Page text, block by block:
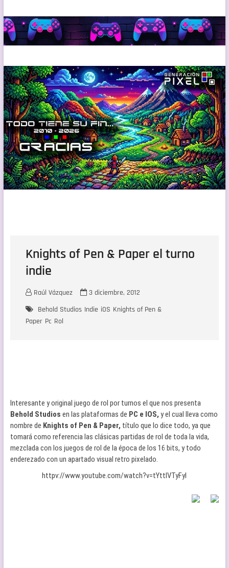
Knights of Pen & Paper el turno
indie
Raúl Vázquez
3 diciembre, 2012
Behold Studios Indie iOS Knights of Pen &
Paper Pc Rol
Interesante y original juego de rol por turnos el que nos presenta
Behold Studios en las plataformas de PC e IOS, y el cual lleva como
nombre de Knights of Pen & Paper, título que lo dice todo, ya que
tomará como referencia las clásicas partidas de rol de toda la vida,
mezclada con los juegos de rol de la época de los 16 bits, y todo
enderezado con un apartado visual retro pixelado.
httpv://www.youtube.com/watch?v=tYttIVTyFyI